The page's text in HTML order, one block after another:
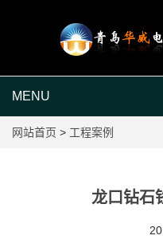
MENU
网站首页 > 工程案例
龙口钻石